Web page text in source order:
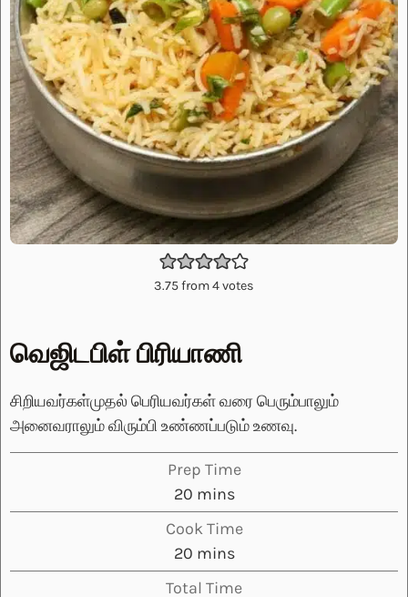
3.75from4votes
வெஜிடபிள் பிரியாணி
சிறியவர்கள்முதல் பெரியவர்கள் வரை பெரும்பாலும்
அனைவராலும் விரும்பி உண்ணப்படும் உணவு.
Prep Time
20minutes
mins
Cook Time
20minutes
mins
Total Time